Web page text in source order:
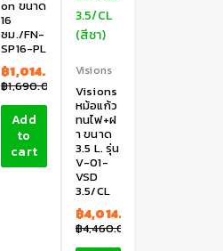
on ขนาด
16
ซม./FN-
SP16-PL
฿1,690.00
฿1,014.00
Add
to
cart
Visions
Visions
หม้อแก้ว
ทนไฟ+ฝ
า ขนาด
3.5 L. รุ่น
V-01-
VSD
3.5/CL
฿4,460.00
฿4,014.00